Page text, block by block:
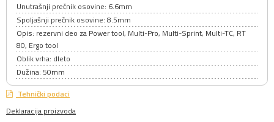
Unutrašnji prečnik osovine: 6.6mm
Spoljašnji prečnik osovine: 8.5mm
Opis: rezervni deo za Power tool, Multi-Pro, Multi-Sprint, Multi-TC, RT
80, Ergo tool
Oblik vrha: dleto
Dužina: 50mm
Tehnički podaci
Deklaracija proizvoda